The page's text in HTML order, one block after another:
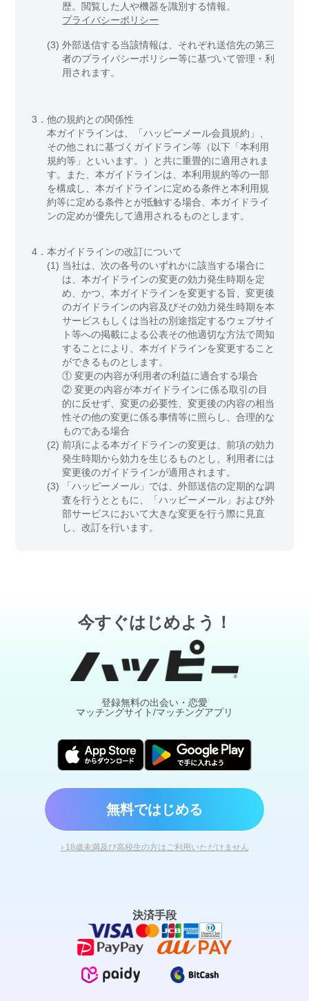
歴。閲覧した人や機器を識別する情報。
プライバシーポリシー
(3)外部送信する当該情報は、それぞれ送信先の第三
者のプライバシーポリシー等に基づいて管理・利
用されます。
3．他の規約との関係性
本ガイドラインは、「ハッピーメール会員規約」、
その他これに基づくガイドライン等（以下「本利用
規約等」といいます。）と共に重畳的に適用されま
す。また、本ガイドラインは、本利用規約等の一部
を構成し、本ガイドラインに定める条件と本利用規
約等に定める条件とが抵触する場合、本ガイドライ
ンの定めが優先して適用されるものとします。
4．本ガイドラインの改訂について
(1) 当社は、次の各号のいずれかに該当する場合に
は、本ガイドラインの変更の効力発生時期を定
め、かつ、本ガイドラインを変更する旨、変更後
のガイドラインの内容及びその効力発生時期を本
サービスもしくは当社の別途指定するウェブサイ
ト等への掲載による公表その他適切な方法で周知
することにより、本ガイドラインを変更すること
ができるものとします。
① 変更の内容が利用者の利益に適合する場合
② 変更の内容が本ガイドラインに係る取引の目
的に反せず、変更の必要性、変更後の内容の相当
性その他の変更に係る事情等に照らし、合理的な
ものである場合
(2)前項による本ガイドラインの変更は、前項の効力
発生時期から効力を生じるものとし、利用者には
変更後のガイドラインが適用されます。
(3)
「ハッピーメール」では、外部送信の定期的な調
査を行うとともに、「ハッピーメール」および外
部サービスにおいて大きな変更を行う際に見直
し、改訂を行います。
今すぐはじめよう！
登録無料の出会い・恋愛
マッチングサイト/マッチングアプリ
無料ではじめる
› 18歳未満及び高校生の方はご利用いただけません
決済手段